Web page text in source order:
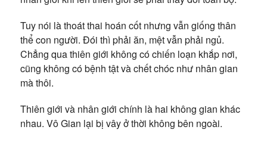
Tuy nói là thoát thai hoán cốt nhưng vẫn giống thân
thể con người. Đói thì phải ăn, mệt vẫn phải ngủ.
Chẳng qua thiên giới không có chiến loạn khắp nơi,
cũng không có bệnh tật và chết chóc như nhân gian
mà thôi.
Thiên giới và nhân giới chính là hai không gian khác
nhau. Vô Gian lại bị vây ở thời không bên ngoài.